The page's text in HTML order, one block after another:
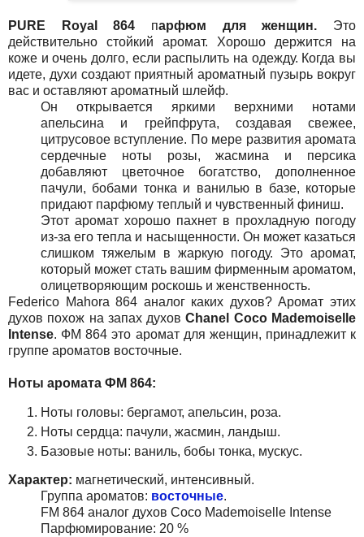
PURE Royal 864 парфюм для женщин. Это
действительно стойкий аромат. Хорошо держится на
коже и очень долго, если распылить на одежду. Когда вы
идете, духи создают приятный ароматный пузырь вокруг
вас и оставляют ароматный шлейф.
Он открывается яркими верхними нотами
апельсина и грейпфрута, создавая свежее,
цитрусовое вступление. По мере развития аромата
сердечные ноты розы, жасмина и персика
добавляют цветочное богатство, дополненное
пачули, бобами тонка и ванилью в базе, которые
придают парфюму теплый и чувственный финиш.
Этот аромат хорошо пахнет в прохладную погоду
из-за его тепла и насыщенности. Он может казаться
слишком тяжелым в жаркую погоду. Это аромат,
который может стать вашим фирменным ароматом,
олицетворяющим роскошь и женственность.
Federico Mahora 864 аналог каких духов? Аромат этих
духов похож на запах духовChanel Coco Mademoiselle
Intense. ФМ 864 это аромат для женщин, принадлежит к
группе ароматов восточные.
Ноты аромата ФМ 864:
Ноты головы: бергамот, апельсин, роза.
Ноты сердца: пачули, жасмин, ландыш.
Базовые ноты: ваниль, бобы тонка, мускус.
Характер: магнетический, интенсивный.
Группа ароматов: восточные.
FM 864 аналог духов Coco Mademoiselle Intense
Парфюмирование: 20 %